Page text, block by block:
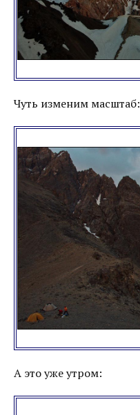
Чуть изменим масштаб:
А это уже утром: